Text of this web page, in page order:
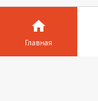
Главная